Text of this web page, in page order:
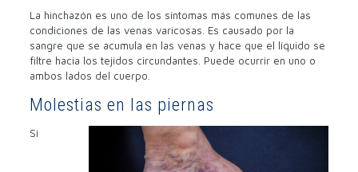
La hinchazón es uno de los síntomas más comunes de las
condiciones de las venas varicosas. Es causado por la
sangre que se acumula en las venas y hace que el líquido se
filtre hacia los tejidos circundantes. Puede ocurrir en uno o
ambos lados del cuerpo.
Molestias en las piernas
Si